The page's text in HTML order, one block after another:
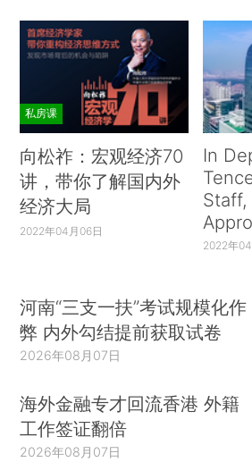
私房课
向松祚：宏观经济70
讲，带你了解国内外
经济大局
2022年04月06日
In
Staff,
2022年
河南“三支一扶”考试规模化作
弊 内外勾结提前获取试卷
2026年08月07日
海外金融专才回流香港 外籍
工作签证翻倍
2026年08月07日